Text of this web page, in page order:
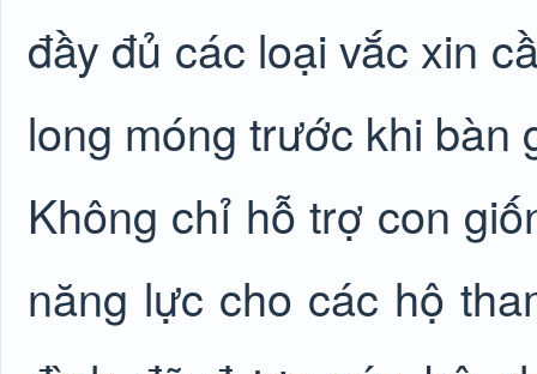
đầy đủ các loại vắc xin
long móng trước khi bàn
Không chỉ hỗ trợ con
năng lực cho các hộ